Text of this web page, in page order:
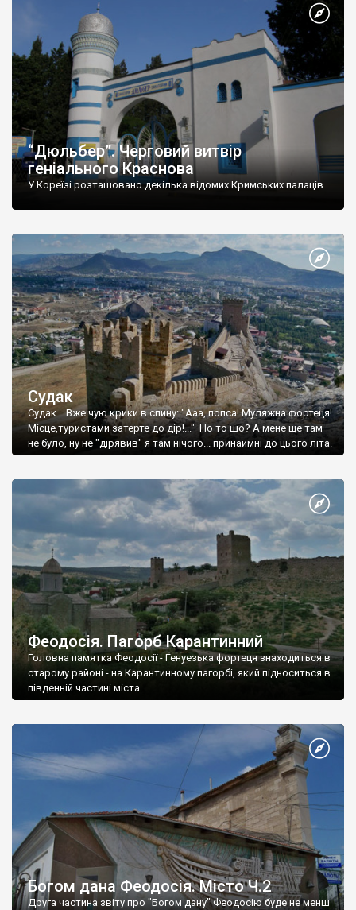
“Дюльбер”. Черговий витвір
геніального Краснова
У Кореїзі розташовано декілька відомих Кримських палаців.
Судак
Судак... Вже чую крики в спину: "Ааа, попса! Муляжна фортеця!
Місце,туристами затерте до дір!..." Но то шо? А мене ще там
не було, ну не "дірявив" я там нічого... принаймні до цього літа.
Феодосія. Пагорб Карантинний
Головна памятка Феодосії - Генуезька фортеця знаходиться в
старому районі - на Карантинному пагорбі, який підноситься в
південній частині міста.
Богом дана Феодосія. Місто Ч.2
Друга частина звіту про "Богом дану" Феодосію буде не менш